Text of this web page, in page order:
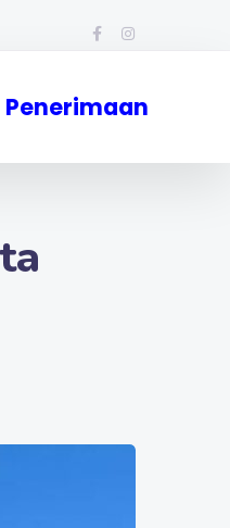
Penerimaan